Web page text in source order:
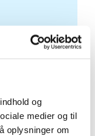
og
medier og til
oplysninger om